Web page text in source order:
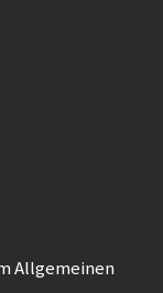
Allgemeinen